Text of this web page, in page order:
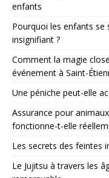
enfants
Pourquoi les enfants se
insignifiant ?
Comment la magie
événement à Saint-
Une péniche peut-elle
Assurance pour
fonctionne-t-elle
Les secrets des feintes
Le Jujitsu à travers les